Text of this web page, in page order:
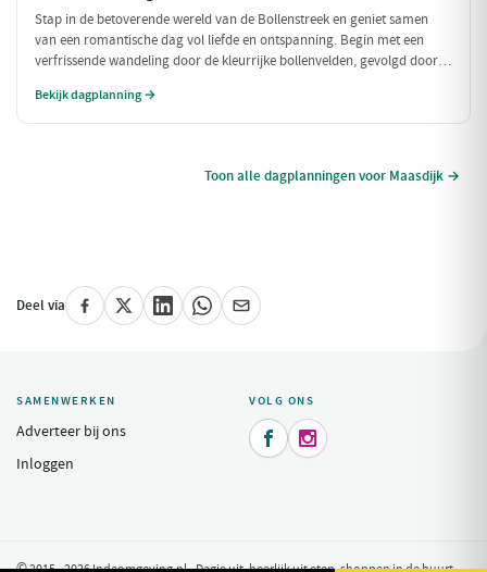
Stap in de betoverende wereld van de Bollenstreek en geniet samen
van een romantische dag vol liefde en ontspanning. Begin met een
verfrissende wandeling door de kleurrijke bollenvelden, gevolgd door
een prachtig uitzicht dat de liefde alleen maar versterkt.
Bekijk dagplanning →
Toon alle dagplanningen voor Maasdijk →
Deel via
SAMENWERKEN
Adverteer bij ons
Inloggen
VOLG ONS
 